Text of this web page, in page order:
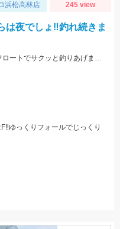
浜松高林店 245 view
は夜でしょ‼釣れ続きま
遠州サーフにアジが戻ってきました‼夜はフロートでサクッと釣りあげましょう‼
ゆっくりフォールでじっくり